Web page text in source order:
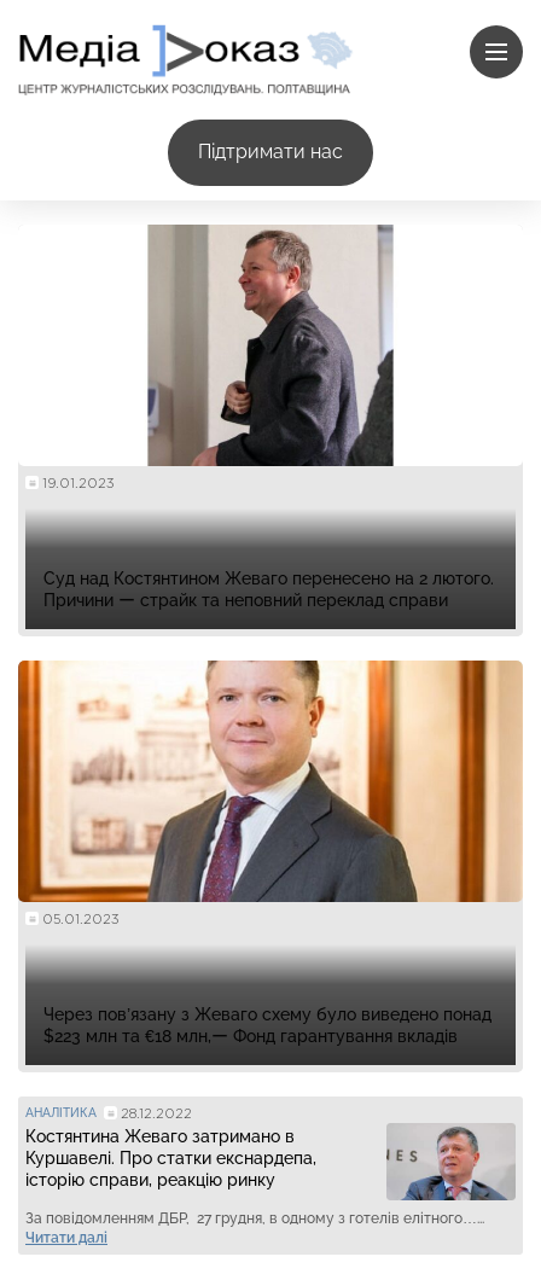
Підтримати нас
19.01.2023
Суд над Костянтином Жеваго перенесено на 2 лютого.
Причини ー страйк та неповний переклад справи
05.01.2023
Через пов’язану з Жеваго схему було виведено понад
$223 млн та €18 млн,ー Фонд гарантування вкладів
АНАЛІТИКА 28.12.2022
Костянтина Жеваго затримано в
Куршавелі. Про статки екснардепа,
історію справи, реакцію ринку
За повідомленням ДБР, 27 грудня, в одному з готелів елітного…...
Читати далі